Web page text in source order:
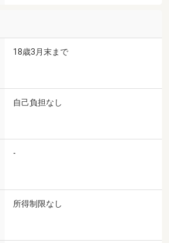
18歳3月末まで
自己負担なし
-
所得制限なし